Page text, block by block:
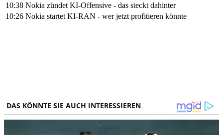
10:38 Nokia zündet KI-Offensive - das steckt dahinter
10:26 Nokia startet KI-RAN - wer jetzt profitieren könnte